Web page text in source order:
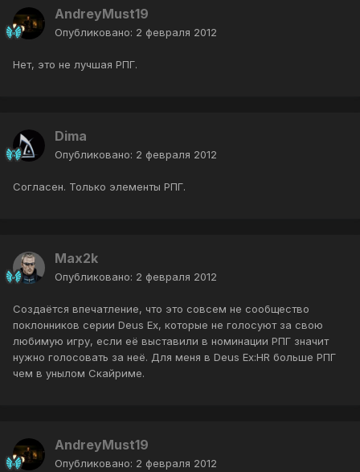
AndreyMust19
Опубликовано: 2 февраля 2012
Нет, это не лучшая РПГ.
Dima
Опубликовано: 2 февраля 2012
Согласен. Только элементы РПГ.
Max2k
Опубликовано: 2 февраля 2012
Создаётся впечатление, что это совсем не сообщество
поклонников серии Deus Ex, которые не голосуют за свою
любимую игру, если её выставили в номинации РПГ значит
нужно голосовать за неё. Для меня в Deus Ex:HR больше РПГ
чем в унылом Скайриме.
AndreyMust19
Опубликовано: 2 февраля 2012